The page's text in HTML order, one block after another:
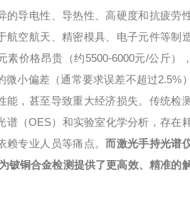
的导电性、导热性、高硬度和抗疲劳
航空航天、精密模具、电子元件等制
素价格昂贵（约5500-6000元/公斤）
微小偏差（通常要求误差不超过2.5%
能，甚至导致重大经济损失。传统检
谱（OES）和实验室化学分析，存在
赖专业人员等痛点。而激光手持光谱
铍铜合金检测提供了更高效、精准的